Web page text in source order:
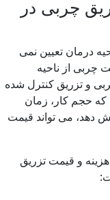
چربی در
درمان تعیین نمی
چربی از ناحیه
و تزریق کنترل شده
که حجم کار، زمان
دهد، می تواند قیمت
و قیمت تزریق